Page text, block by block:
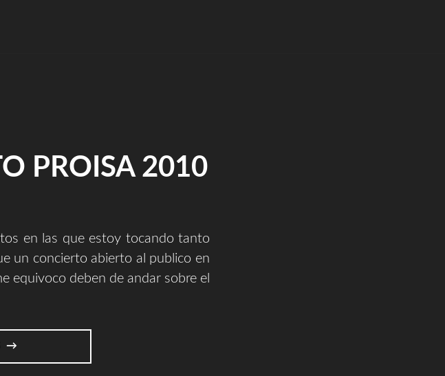
PROISA 2010
en las que estoy tocando tanto
un concierto abierto al publico en
equivoco deben de andar sobre el
"FOTOS
CONCIERTO